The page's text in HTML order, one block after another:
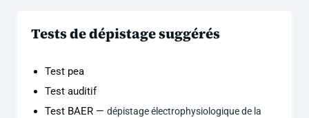
Tests de dépistage suggérés
Test pea
Test auditif
Test BAER — dépistage électrophysiologique de la